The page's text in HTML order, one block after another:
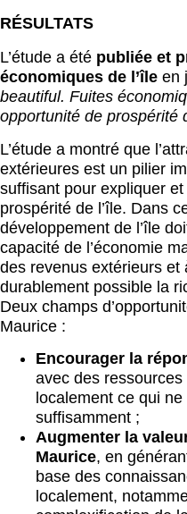
RÉSULTATS
L’étude a été publiée et
économiques de l’île en
beautiful. Fuites
opportunité de prospérité
L’étude a montré que
extérieures est un pilier
suffisant pour expliquer
prospérité de l’île. Dans
développement de l’île
capacité de l’économie
des revenus extérieurs et
durablement possible la
Deux champs
Maurice :
Encourager la
avec des
localement ce qui ne
suffisamment ;
Augmenter la
Maurice, en
base des
localement,